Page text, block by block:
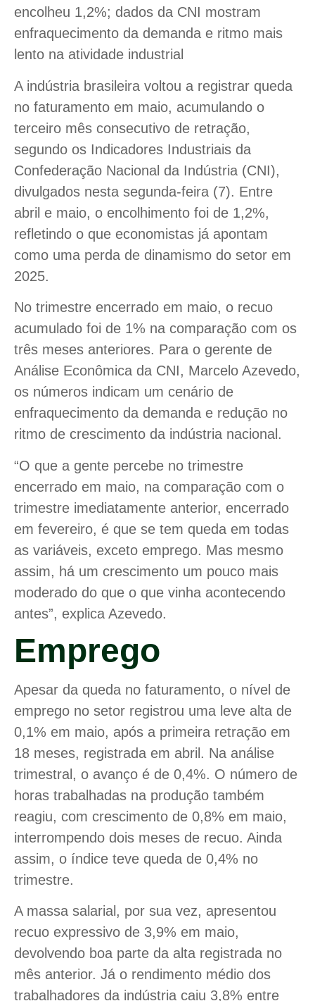
encolheu 1,2%; dados da CNI mostram
enfraquecimento da demanda e ritmo mais
lento na atividade industrial
A indústria brasileira voltou a registrar queda
no faturamento em maio, acumulando o
terceiro mês consecutivo de retração,
segundo os Indicadores Industriais da
Confederação Nacional da Indústria (CNI),
divulgados nesta segunda-feira (7). Entre
abril e maio, o encolhimento foi de 1,2%,
refletindo o que economistas já apontam
como uma perda de dinamismo do setor em
2025.
No trimestre encerrado em maio, o recuo
acumulado foi de 1% na comparação com os
três meses anteriores. Para o gerente de
Análise Econômica da CNI, Marcelo Azevedo,
os números indicam um cenário de
enfraquecimento da demanda e redução no
ritmo de crescimento da indústria nacional.
“O que a gente percebe no trimestre
encerrado em maio, na comparação com o
trimestre imediatamente anterior, encerrado
em fevereiro, é que se tem queda em todas
as variáveis, exceto emprego. Mas mesmo
assim, há um crescimento um pouco mais
moderado do que o que vinha acontecendo
antes”, explica Azevedo.
Emprego
Apesar da queda no faturamento, o nível de
emprego no setor registrou uma leve alta de
0,1% em maio, após a primeira retração em
18 meses, registrada em abril. Na análise
trimestral, o avanço é de 0,4%. O número de
horas trabalhadas na produção também
reagiu, com crescimento de 0,8% em maio,
interrompendo dois meses de recuo. Ainda
assim, o índice teve queda de 0,4% no
trimestre.
A massa salarial, por sua vez, apresentou
recuo expressivo de 3,9% em maio,
devolvendo boa parte da alta registrada no
mês anterior. Já o rendimento médio dos
trabalhadores da indústria caiu 3,8% entre